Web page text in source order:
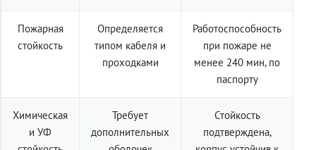
Пожарная
стойкость
Определяется
типом кабеля и
проходками
Работоспособность
при пожаре не
менее 240 мин, по
паспорту
Химическая
и УФ
Требует
дополнительных
Стойкость
подтверждена,